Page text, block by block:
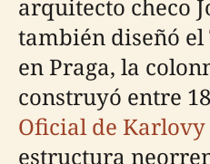
arquitecto checo
también diseñó
en Praga, la
construyó entre
Oficial de
estructura